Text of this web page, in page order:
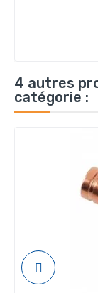
4 autres
catégorie :